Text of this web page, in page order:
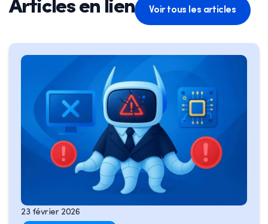
Articles en lien Voir tous les articles
23 février 2026